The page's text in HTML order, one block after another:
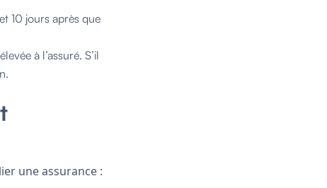
10 jours après que
à l’assuré. S’il
une assurance :